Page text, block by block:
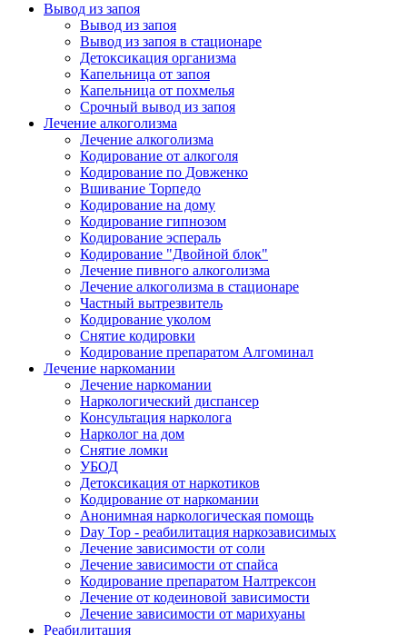
Вывод из запоя
Вывод из запоя
Вывод из запоя в стационаре
Детоксикация организма
Капельница от запоя
Капельница от похмелья
Срочный вывод из запоя
Лечение алкоголизма
Лечение алкоголизма
Кодирование от алкоголя
Кодирование по Довженко
Вшивание Торпедо
Кодирование на дому
Кодирование гипнозом
Кодирование эспераль
Кодирование "Двойной блок"
Лечение пивного алкоголизма
Лечение алкоголизма в стационаре
Частный вытрезвитель
Кодирование уколом
Снятие кодировки
Кодирование препаратом Алгоминал
Лечение наркомании
Лечение наркомании
Наркологический диспансер
Консультация нарколога
Нарколог на дом
Снятие ломки
УБОД
Детоксикация от наркотиков
Кодирование от наркомании
Анонимная наркологическая помощь
Day Top - реабилитация наркозависимых
Лечение зависимости от соли
Лечение зависимости от спайса
Кодирование препаратом Налтрексон
Лечение от кодеиновой зависимости
Лечение зависимости от марихуаны
Реабилитация